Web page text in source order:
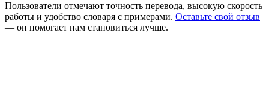
Пользователи отмечают точность перевода, высокую скорость
работы и удобство словаря с примерами. Оставьте свой отзыв
— он помогает нам становиться лучше.